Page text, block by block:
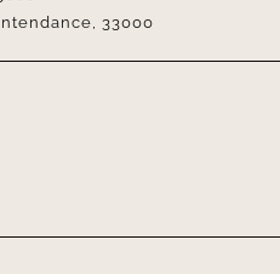
33000